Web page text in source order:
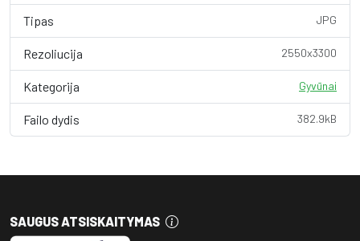
Tipas JPG
Rezoliucija 2550x3300
Kategorija Gyvūnai
Failo dydis 382.9kB
SAUGUS ATSISKAITYMAS